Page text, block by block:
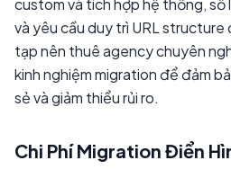
custom và tích hợp hệ thống, số
và yêu cầu duy trì URL
tạp nên thuê agency chuyên
kinh nghiệm migration để đảm
sẻ và giảm thiểu rủi ro.
Chi Phí Migration Điển